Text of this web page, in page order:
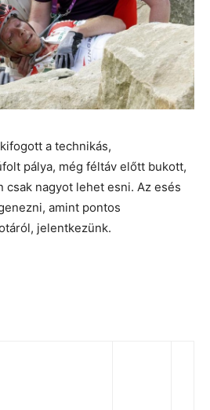
a technikás,
pálya, még féltáv előtt bukott,
csak nagyot lehet esni. Az esés
amint pontos
jelentkezünk.